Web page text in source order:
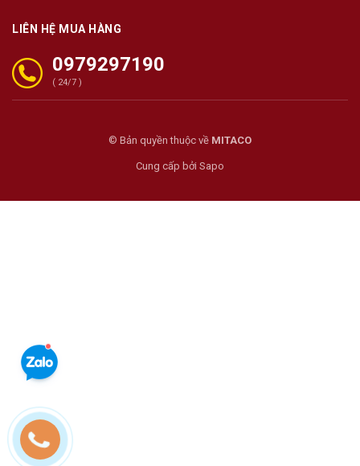
LIÊN HỆ MUA HÀNG
0979297190
( 24/7 )
© Bản quyền thuộc về MITACO
Cung cấp bởi Sapo